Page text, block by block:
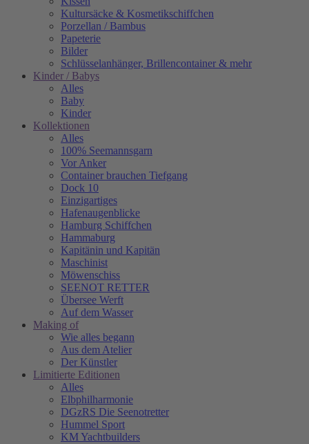
Kultursäcke & Kosmetikschiffchen
Porzellan / Bambus
Papeterie
Bilder
Schlüsselanhänger, Brillencontainer & mehr
Kinder / Babys
Alles
Baby
Kinder
Kollektionen
Alles
100% Seemannsgarn
Vor Anker
Container brauchen Tiefgang
Dock 10
Einzigartiges
Hafenaugen­blicke
Hamburg Schiffchen
Hammaburg
Kapitänin und Kapitän
Maschinist
Möwenschiss
SEENOT RETTER
Übersee Werft
Auf dem Wasser
Making of
Wie alles begann
Aus dem Atelier
Der Künstler
Limitierte Editionen
Alles
Elbphilharmonie
DGzRS Die Seenotretter
Hummel Sport
KM Yachtbuilders